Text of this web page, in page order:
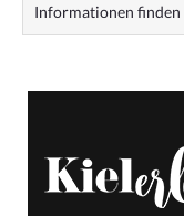
Informationen finden